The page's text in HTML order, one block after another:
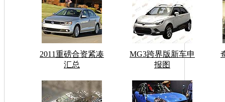
2011重磅合资紧凑
汇总
MG3跨界版新车申
报图